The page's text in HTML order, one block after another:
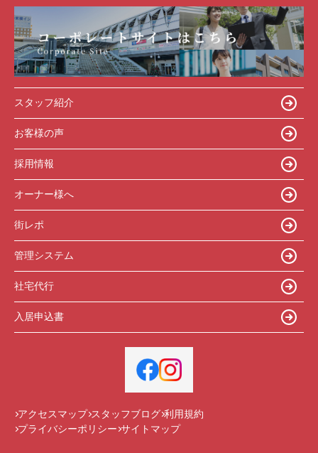
スタッフ紹介
お客様の声
採用情報
オーナー様へ
街レポ
管理システム
社宅代行
入居申込書
アクセスマップ スタッフブログ 利用規約
プライバシーポリシー サイトマップ